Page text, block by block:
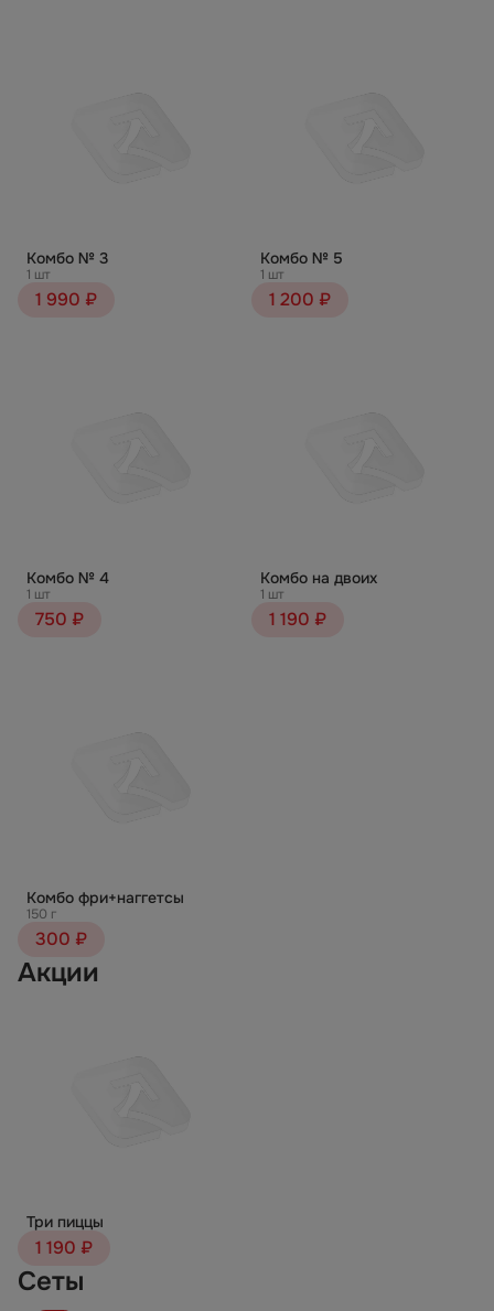
Комбо № 3
1 шт
1 990 ₽
Комбо № 5
1 шт
1 200 ₽
Комбо № 4
1 шт
750 ₽
Комбо на двоих
1 шт
1 190 ₽
Комбо фри+наггетсы
150 г
300 ₽
Акции
Три пиццы
1 190 ₽
Сеты